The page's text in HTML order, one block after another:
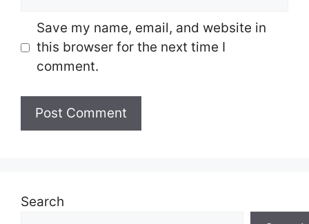
Save my name, email, and website in
this browser for the next time I
comment.
Search